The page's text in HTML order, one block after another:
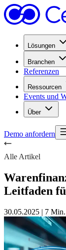
Lösungen
Branchen
Referenzen
Ressourcen
Events und
Über
Demo anfordern
Alle Artikel
Leitfaden
30.05.2025 | 7